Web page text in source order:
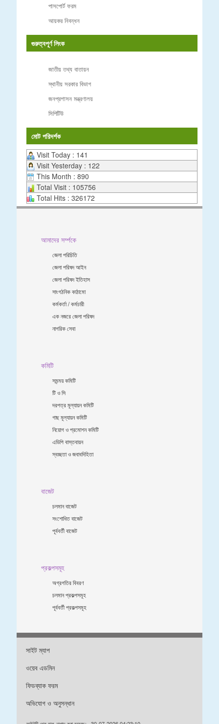
পাসপোর্ট ফরম
আয়কর নিবন্ধন
গুরুত্বপূর্ণ লিংক
জাতীয় তথ্য বাতায়ন
স্থানীয় সরকার বিভাগ
জনপ্রশাসন মন্ত্রণালয়
সিপিটিউ
মোট পরিদর্শক
Visit Today : 141
Visit Yesterday : 122
This Month : 890
Total Visit : 105756
Total Hits : 326172
আমাদের সর্ম্পকে
জেলা পরিচিতি
জেলা পরিষদ আইন
জেলা পরিষদ ইতিহাস
সাংগঠনিক কাঠামো
কর্মকর্তা / কর্মচারী
এক নজরে জেলা পরিষদ
নাগরিক সেবা
কমিটি
সমন্ময় কমিটি
টি ও সি
দরপত্র মূল্যায়ন কমিটি
গাছ মূল্যায়ন কমিটি
নিয়োগ ও প্রমোশন কমিটি
এডিপি বাস্তবায়ন
স্বচ্ছতা ও জবাবদিহিতা
বাজেট
চলমান বাজেট
সংশোধিত বাজেট
পূর্ববর্তী বাজেট
প্রকল্পসমূহ
অগ্রগতির বিবরণ
চলমান প্রকল্পসমূহ
পূর্ববর্তী প্রকল্পসমূহ
সাইট ম্যাপ
ওয়েব এডমিন
ফিডব্যাক ফরম
অভিযোগ ও অনুসন্ধান